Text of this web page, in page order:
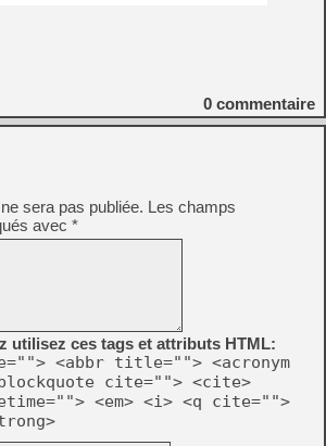
0 commentaire
sera pas publiée. Les champs
avec *
utilisez ces tags et attributs HTML:
<abbr title=""> <acronym
cite=""> <cite>
<em> <i> <q cite="">